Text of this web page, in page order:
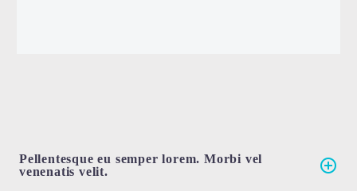
Pellentesque eu semper lorem. Morbi vel
venenatis velit.